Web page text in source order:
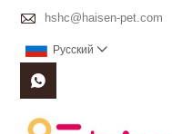
 hshc@haisen-pet.com
Pусский 
